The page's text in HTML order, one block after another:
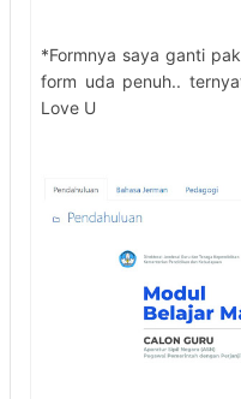
*Formnya saya ganti
form uda penuh..
Love U